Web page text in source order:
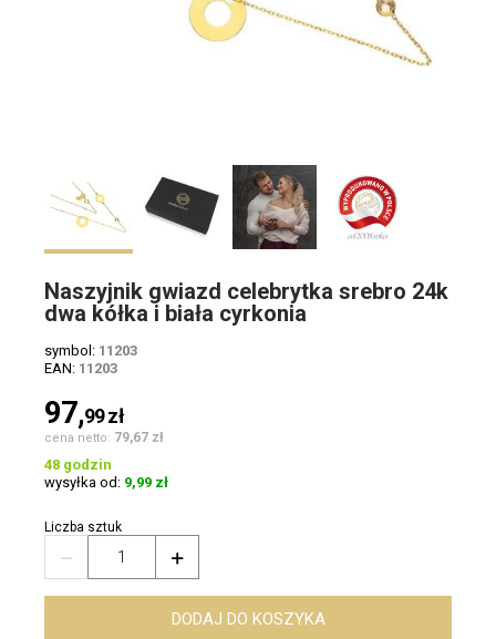
Naszyjnik gwiazd celebrytka srebro 24k
dwa kółka i biała cyrkonia
symbol: 11203
EAN: 11203
97,99zł
cena netto: 79,67 zł
48 godzin
wysyłka od: 9,99 zł
Liczba sztuk
 
DODAJ DO KOSZYKA